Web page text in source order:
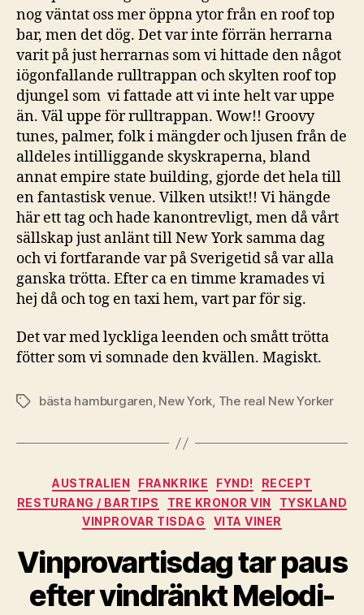
nog väntat oss mer öppna ytor från en roof top
bar, men det dög. Det var inte förrän herrarna
varit på just herrarnas som vi hittade den något
iögonfallande rulltrappan och skylten roof top
djungel som vi fattade att vi inte helt var uppe
än. Väl uppe för rulltrappan. Wow!! Groovy
tunes, palmer, folk i mängder och ljusen från de
alldeles intilliggande skyskraperna, bland
annat empire state building, gjorde det hela till
en fantastisk venue. Vilken utsikt!! Vi hängde
här ett tag och hade kanontrevligt, men då vårt
sällskap just anlänt till New York samma dag
och vi fortfarande var på Sverigetid så var alla
ganska trötta. Efter ca en timme kramades vi
hej då och tog en taxi hem, vart par för sig.
Det var med lyckliga leenden och smått trötta
fötter som vi somnade den kvällen. Magiskt.
Etiketterbästa hamburgaren, New York, The real New Yorker
Kategorier
AUSTRALIEN FRANKRIKE FYND!
RECEPT
RESTURANG / BARTIPS
TRE KRONOR VIN
TYSKLAND
VINPROVAR TISDAG
VITA VINER
Vinprovartisdag tar paus
efter vindränkt Melodi-